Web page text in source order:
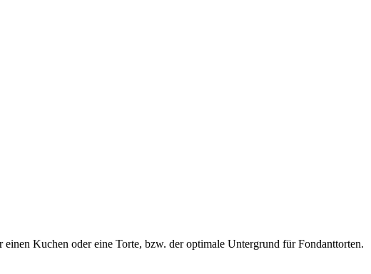
Kuchen oder eine Torte, bzw. der optimale Untergrund für Fondanttorten.